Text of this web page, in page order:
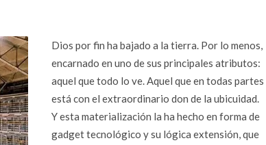
Dios por fin ha bajado a la tierra. Por lo menos,
encarnado en uno de sus principales atributos:
aquel que todo lo ve. Aquel que en todas partes
está con el extraordinario don de la ubicuidad.
Y esta materialización la ha hecho en forma de
gadget tecnológico y su lógica extensión, que